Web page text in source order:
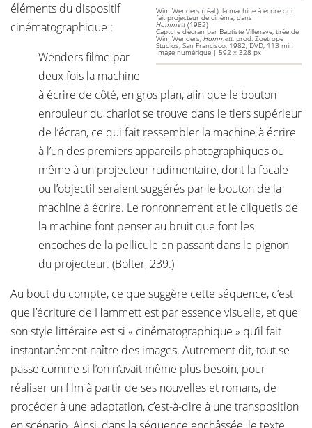
Wim Wenders (réal.), la machine à écrire qui
fait projecteur de cinéma, dans
Hammett(1982)
Capture d’écran par Baptiste Villenave, tirée de
Wim Wenders, Hammett, prod. Zoetrope
Studios; San Francisco, 1982, DVD, 113 min
Image numérique | 592 x 328 px
éléments du dispositif
cinématographique :
Wenders filme par
deux fois la machine
à écrire de côté, en gros plan, afin que le bouton
enrouleur du chariot se trouve dans le tiers supérieur
de l’écran, ce qui fait ressembler la machine à écrire
à l’un des premiers appareils photographiques ou
même à un projecteur rudimentaire, dont la focale
ou l’objectif seraient suggérés par le bouton de la
machine à écrire. Le ronronnement et le cliquetis de
la machine font penser au bruit que font les
encoches de la pellicule en passant dans le pignon
du projecteur. (Bolter, 239.)
Au bout du compte, ce que suggère cette séquence, c’est
que l’écriture de Hammett est par essence visuelle, et que
son style littéraire est si « cinématographique » qu’il fait
instantanément naître des images. Autrement dit, tout se
passe comme si l’on n’avait même plus besoin, pour
réaliser un film à partir de ses nouvelles et romans, de
procéder à une adaptation, c’est-à-dire à une transposition